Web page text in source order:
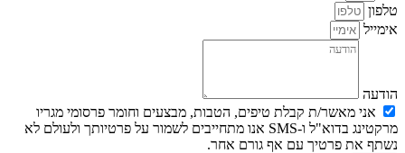
טלפון
אימייל
הודעה
אני מאשר/ת קבלת טיפים, הטבות, מבצעים וחומר פרסומי מגריו
מרקטינג בדוא"ל ו-SMS אנו מתחייבים לשמור על פרטיותך ולעולם לא
נשתף את פרטיך עם אף גורם אחר.